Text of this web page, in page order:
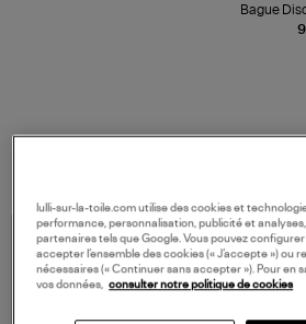
Bague
lulli-sur-la-toile.com utilise des cookies et
performance, personnalisation, publicité et
partenaires tels que Google. Vous pouvez configurer
accepter l’ensemble des cookies (« J’accepte ») ou
nécessaires (« Continuer sans accepter »). Pour en
vos données, consulter notre politique de cookies